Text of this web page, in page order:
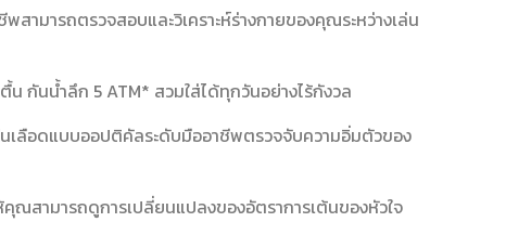
ามารถตรวจสอบและวิเคราะห์ร่างกายของคุณระหว่างเล่น
กันน้ำลึก 5 ATM* สวมใส่ได้ทุกวันอย่างไร้กังวล
เลือดแบบออปติคัลระดับมืออาชีพตรวจจับความอิ่มตัวของ
ณสามารถดูการเปลี่ยนแปลงของอัตราการเต้นของหัวใจ